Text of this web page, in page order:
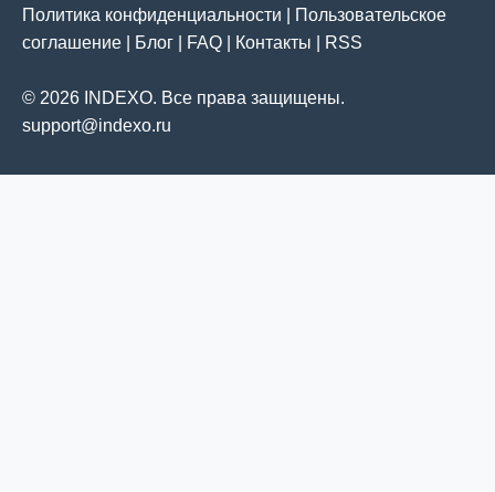
Политика конфиденциальности
Пользовательское
соглашение
Блог FAQ Контакты RSS
© 2026 INDEXO. Все права защищены.
support@indexo.ru